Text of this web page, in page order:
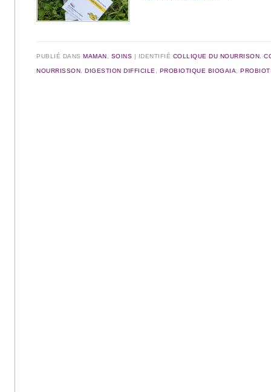
PUBLIÉ DANSMAMAN SOINS IDENTIFIÉ COLLIQUE DU NOURRISON ,
NOURRISSON ,DIGESTION DIFFICILE PROBIOTIQUE BIOGAIA ,